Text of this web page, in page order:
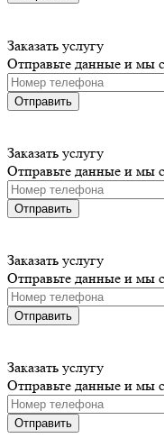
Заказать услугу
Отправьте данные и мы
Отправить
Заказать услугу
Отправьте данные и мы
Отправить
Заказать услугу
Отправьте данные и мы
Отправить
Заказать услугу
Отправьте данные и мы
Отправить